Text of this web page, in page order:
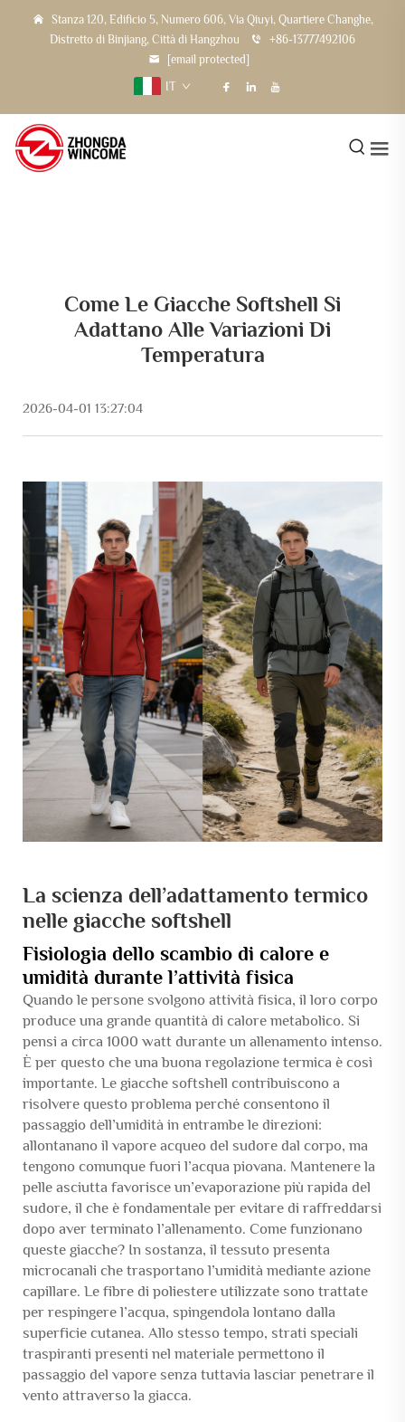
Stanza 120, Edificio 5, Numero 606, Via Qiuyi, Quartiere Changhe,
Distretto di Binjiang, Città di Hangzhou
+86-13777492106
[email protected]
IT
Come Le Giacche Softshell Si
Adattano Alle Variazioni Di
Temperatura
2026-04-01 13:27:04
La scienza dell’adattamento termico
nelle giacche softshell
Fisiologia dello scambio di calore e
umidità durante l’attività fisica
Quando le persone svolgono attività fisica, il loro corpo
produce una grande quantità di calore metabolico. Si
pensi a circa 1000 watt durante un allenamento intenso.
È per questo che una buona regolazione termica è così
importante. Le giacche softshell contribuiscono a
risolvere questo problema perché consentono il
passaggio dell’umidità in entrambe le direzioni:
allontanano il vapore acqueo del sudore dal corpo, ma
tengono comunque fuori l’acqua piovana. Mantenere la
pelle asciutta favorisce un’evaporazione più rapida del
sudore, il che è fondamentale per evitare di raffreddarsi
dopo aver terminato l’allenamento. Come funzionano
queste giacche? In sostanza, il tessuto presenta
microcanali che trasportano l’umidità mediante azione
capillare. Le fibre di poliestere utilizzate sono trattate
per respingere l’acqua, spingendola lontano dalla
superficie cutanea. Allo stesso tempo, strati speciali
traspiranti presenti nel materiale permettono il
passaggio del vapore senza tuttavia lasciar penetrare il
vento attraverso la giacca.